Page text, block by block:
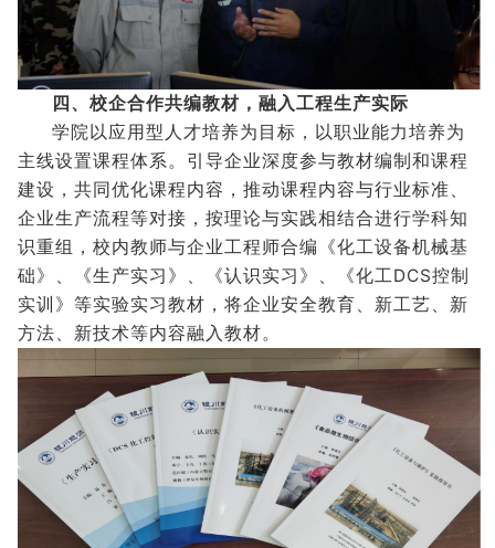
四、校企合作共编教材，融入工程生产实际
学院以应用型人才培养为目标，以职业能力培养为
主线设置课程体系。引导企业深度参与教材编制和课程
建设，共同优化课程内容，推动课程内容与行业标准、
企业生产流程等对接，按理论与实践相结合进行学科知
识重组，校内教师与企业工程师合编《化工设备机械基
础》、《生产实习》、《认识实习》、《化工DCS控制
实训》等实验实习教材，将企业安全教育、新工艺、新
方法、新技术等内容融入教材。